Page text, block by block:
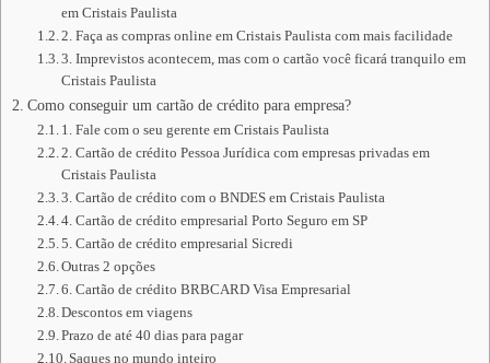
em Cristais Paulista
2. Faça as compras online em Cristais Paulista com mais facilidade
3. Imprevistos acontecem, mas com o cartão você ficará tranquilo em
Cristais Paulista
Como conseguir um cartão de crédito para empresa?
1. Fale com o seu gerente em Cristais Paulista
2. Cartão de crédito Pessoa Jurídica com empresas privadas em
Cristais Paulista
3. Cartão de crédito com o BNDES em Cristais Paulista
4. Cartão de crédito empresarial Porto Seguro em SP
5. Cartão de crédito empresarial Sicredi
Outras 2 opções
6. Cartão de crédito BRBCARD Visa Empresarial
Descontos em viagens
Prazo de até 40 dias para pagar
Saques no mundo inteiro